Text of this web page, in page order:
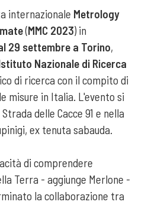
internazionale Metrology
(MMC 2023) in
29 settembre a Torino,
Nazionale di Ricerca
di ricerca con il compito di
misure in Italia. L'evento si
delle Cacce 91 e nella
ex tenuta sabauda.
di comprendere
Terra - aggiunge Merlone -
la collaborazione tra